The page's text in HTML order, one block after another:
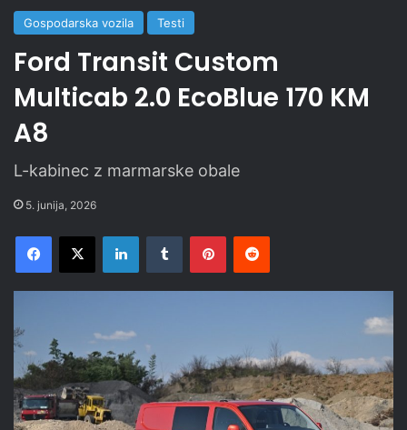
Gospodarska vozila Testi
Ford Transit Custom
Multicab 2.0 EcoBlue 170 KM
A8
L-kabinec z marmarske obale
5. junija, 2026
Facebook
X LinkedInTumblr PinterestReddit